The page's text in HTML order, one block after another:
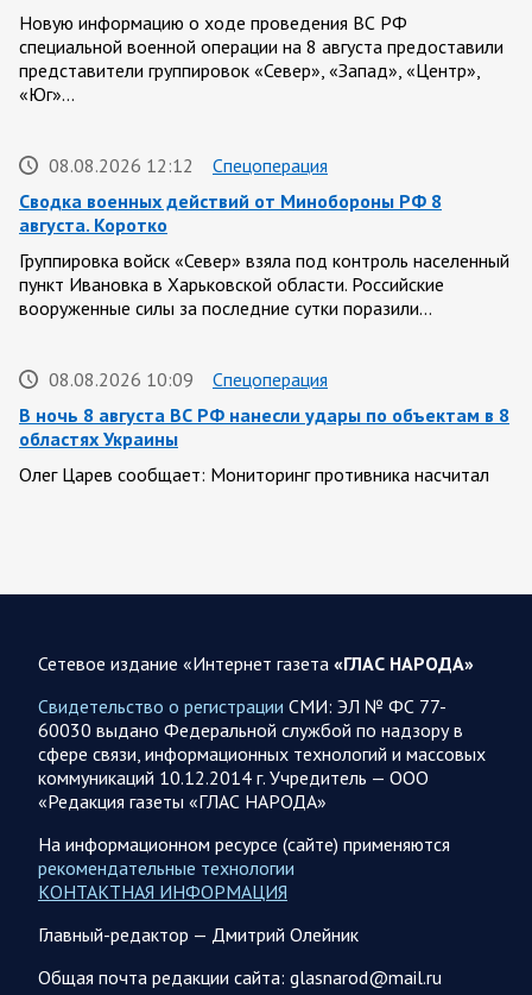
Новую информацию о ходе проведения ВС РФ
специальной военной операции на 8 августа предоставили
представители группировок «Север», «Запад», «Центр»,
«Юг»…
08.08.2026 12:12
Спецоперация
Сводка военных действий от Минобороны РФ 8
августа. Коротко
Группировка войск «Север» взяла под контроль населенный
пункт Ивановка в Харьковской области. Российские
вооруженные силы за последние сутки поразили…
08.08.2026 10:09
Спецоперация
В ночь 8 августа ВС РФ нанесли удары по объектам в 8
областях Украины
Олег Царев сообщает: Мониторинг противника насчитал
08.08.2026 10:05
Спецоперация
397 украинских БПЛА сбито ПВО ночью над 15 субъектами
Белгородской, Брянской, Воронежской, Курской, Липецкой,
Орловской,…
08.08.2026 09:45
Саратовская область
После реализации инвестиционного проекта
Аткарской птицефабрики предприятию необходимо
помочь с реализацией продукции в сетевых магазинах
Соответствующую задачу обозначил губернатор Роман
Бусаргин перед министерством сельского хозяйства
Саратовской области. Губернатор Саратовской области
Сетевое издание «Интернет газета «ГЛАС НАРОДА»
Свидетельство о регистрации СМИ: ЭЛ № ФС 77-
60030 выдано Федеральной службой по надзору в
сфере связи, информационных технологий и массовых
коммуникаций 10.12.2014 г. Учредитель — ООО
«Редакция газеты «ГЛАС НАРОДА»
На информационном ресурсе (сайте) применяются
рекомендательные технологии
КОНТАКТНАЯ ИНФОРМАЦИЯ
Главный-редактор — Дмитрий Олейник
Общая почта редакции сайта: glasnarod@mail.ru